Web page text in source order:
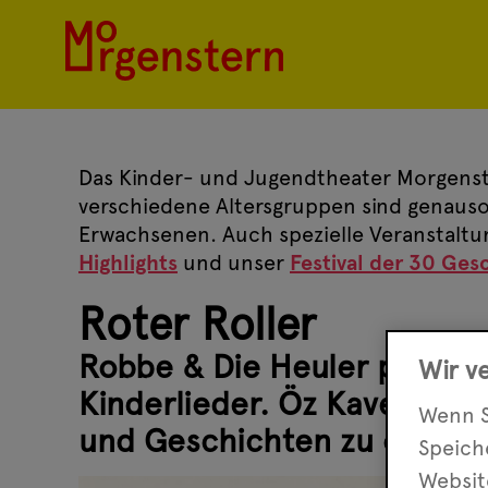
Das Kinder- und Jugendtheater
verschiedene Altersgruppen sind
Erwachsenen. Auch spezielle
Highlights und unser Festival der 30
Roter Roller
Robbe & Die Heuler
Kinderlieder. Öz Kaveller
und Geschichten zu
Wir
Wenn